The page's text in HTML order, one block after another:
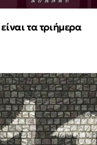
τα τριήμερα